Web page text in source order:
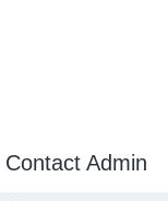
Contact Admin